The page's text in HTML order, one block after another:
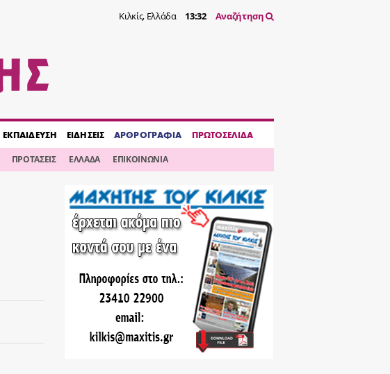
Κιλκίς, Ελλάδα 13:32 Αναζήτηση
ΕΚΠΑΙΔΕΥΣΗ ΕΙΔΗΣΕΙΣ ΑΡΘΡΟΓΡΑΦΙΑ ΠΡΩΤΟΣΕΛΙΔΑ
ΠΡΟΤΑΣΕΙΣ ΕΛΛΑΔΑ ΕΠΙΚΟΙΝΩΝΙΑ